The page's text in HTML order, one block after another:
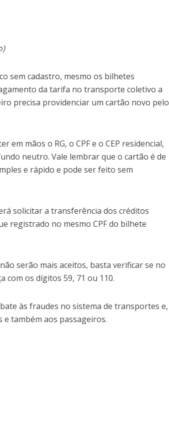
sem cadastro, mesmo os bilhetes
da tarifa no transporte coletivo a
precisa providenciar um cartão novo pelo
mãos o RG, o CPF e o CEP residencial,
neutro. Vale lembrar que o cartão é de
e rápido e pode ser feito sem
solicitar a transferência dos créditos
registrado no mesmo CPF do bilhete
serão mais aceitos, basta verificar se no
com os dígitos 59, 71 ou 110.
às fraudes no sistema de transportes e,
também aos passageiros.